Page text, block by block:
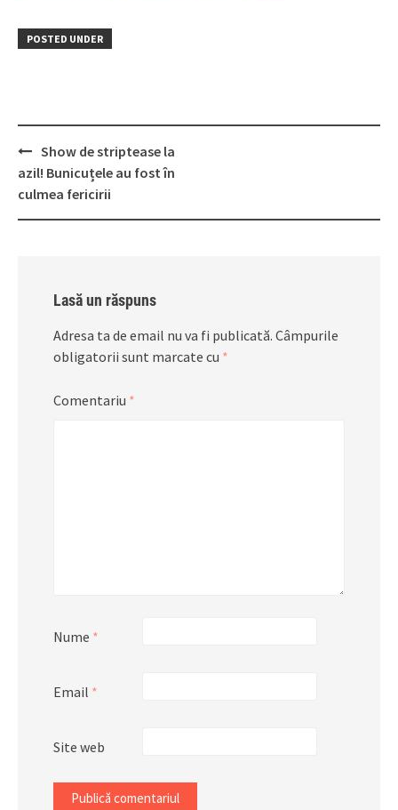
POSTED UNDER
Post
navigation
Show de striptease la
azil! Bunicuțele au fost în
culmea fericirii
Lasă un răspuns
Adresa ta de email nu va fi publicată. Câmpurile
obligatorii sunt marcate cu *
Comentariu *
Nume *
Email *
Site web